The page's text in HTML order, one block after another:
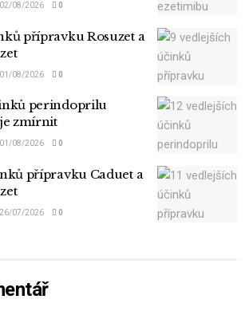
02/08/2026 0
přípravku Rosuzet a
01/08/2026 0
perindoprilu
zmírnit
01/08/2026 0
přípravku Caduet a
26/07/2026 0